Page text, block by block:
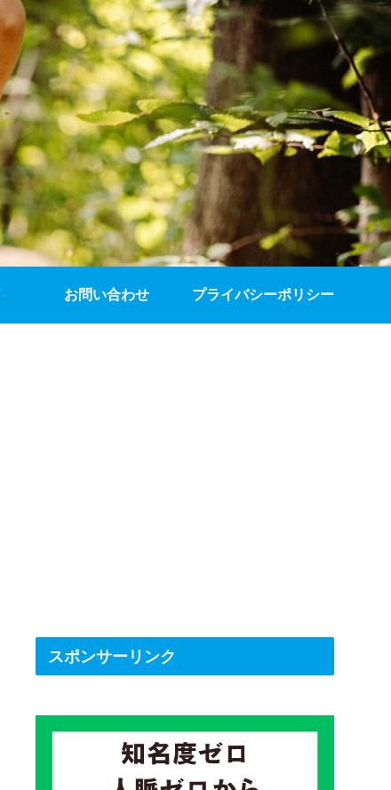
お問い合わせ プライバシーポリシー
スポンサーリンク